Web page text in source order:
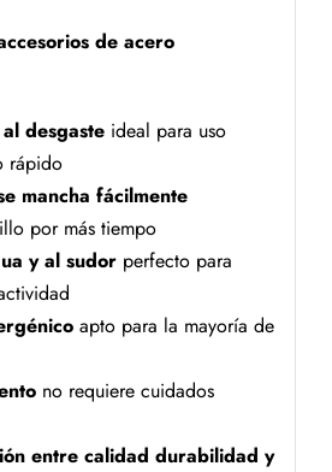
de acero
desgasteideal para uso
rápido
mancha fácilmente
por más tiempo
y al sudorperfecto para
apto para la mayoría de
no requiere cuidados
entre calidad durabilidad y